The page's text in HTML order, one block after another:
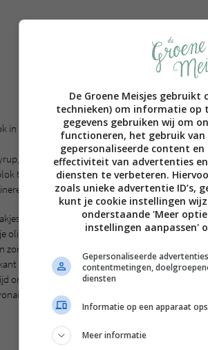
in te wikkelen in keukenpapier en daar paar
chipotle/cayenne, knoflook, peper en zout
tofu in ongeveer 8 plakken en leg ze in het
courgette. Als de courgette klaar is haal je
olie. Bak vervolgens de tofuplakken. (Als je een
hem om te draaien. Hierdoor kan de
laagje.)
om je broodje te vullen.
op je ciabatta en doe hier de sla,
De Groene Meisjes gebruikt
technieken) om informatie op
gegevens gebruiken wij om
functioneren, het gebruik
gepersonaliseerde content
effectiviteit van advertenties
diensten te verbeteren.
zoals unieke advertentie ID’s,
kunt je cookie instellingen
onderstaande 'Meer
instellingen aanpassen'
Gepersonaliseerde
contentmetingen,
diensten
Informatie op een apparaat
Meer informatie